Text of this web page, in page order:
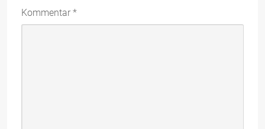
Kommentar *